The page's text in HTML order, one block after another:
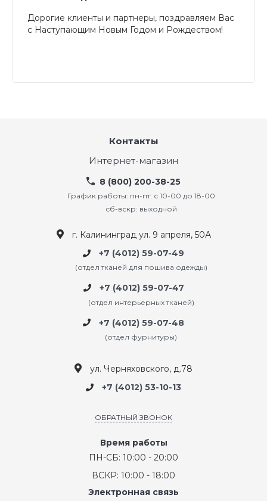
Дорогие клиенты и партнеры, поздравляем Вас
с Наступающим Новым Годом и Рождеством!
Контакты
Интернет-магазин
8 (800) 200-38-25
График работы: пн-пт: с 10-00 до 18-00
сб-вскр: выходной
г. Калининград ул. 9 апреля, 50А
+7 (4012) 59-07-49
(отдел тканей для пошива одежды)
+7 (4012) 59-07-47
(отдел интерьерных тканей)
+7 (4012) 59-07-48
(отдел фурнитуры)
ул. Черняховского, д.78
+7 (4012) 53-10-13
ОБРАТНЫЙ ЗВОНОК
Время работы
ПН-СБ: 10:00 - 20:00
ВСКР: 10:00 - 18:00
Электронная связь